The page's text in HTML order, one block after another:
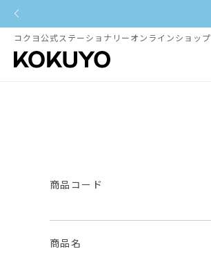
コクヨ公式ステーショナリーオンラインショップ
商品コード
商品名